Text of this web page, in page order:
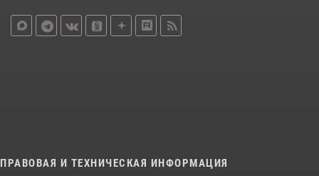
ПРАВОВАЯ И ТЕХНИЧЕСКАЯ ИНФОРМАЦИЯ